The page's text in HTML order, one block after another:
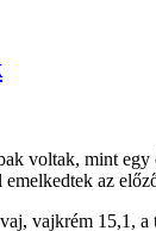
voltak, mint
az
vajkrém 15,1,